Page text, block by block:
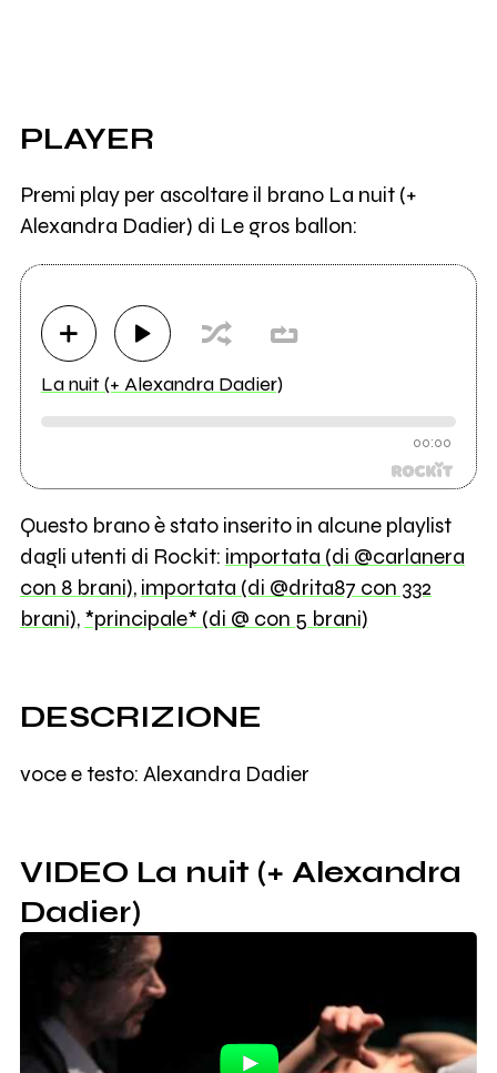
PLAYER
Premi play per ascoltare il brano La nuit (+
Alexandra Dadier) di Le gros ballon:
La nuit (+ Alexandra Dadier)
00:00
Questo brano è stato inserito in alcune playlist
dagli utenti di Rockit: importata (di @carlanera
con 8 brani), importata (di @drita87 con 332
brani), *principale* (di @ con 5 brani)
DESCRIZIONE
voce e testo: Alexandra Dadier
VIDEO La nuit (+ Alexandra
Dadier)